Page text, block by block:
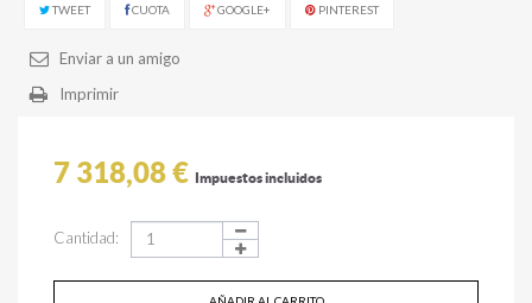
TWEET CUOTA GOOGLE+ PINTEREST
Enviar a un amigo
Imprimir
7 318,08 € Impuestos incluidos
Cantidad: